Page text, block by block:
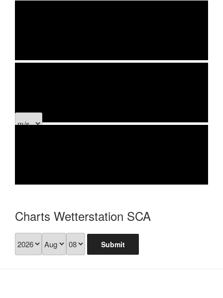
Charts Wetterstation SCA
Submit